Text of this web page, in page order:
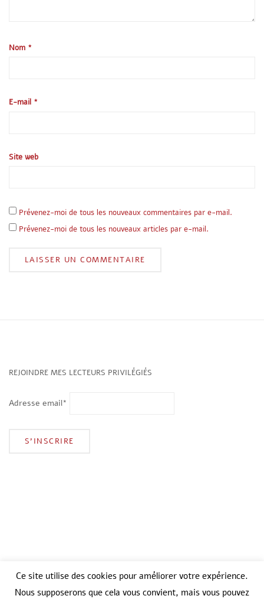
Nom *
E-mail *
Site web
Prévenez-moi de tous les nouveaux commentaires par e-mail.
Prévenez-moi de tous les nouveaux articles par e-mail.
REJOINDRE MES LECTEURS PRIVILÉGIÉS
Adresse email*
Ce site utilise des cookies pour améliorer votre expérience.
Nous supposerons que cela vous convient, mais vous pouvez